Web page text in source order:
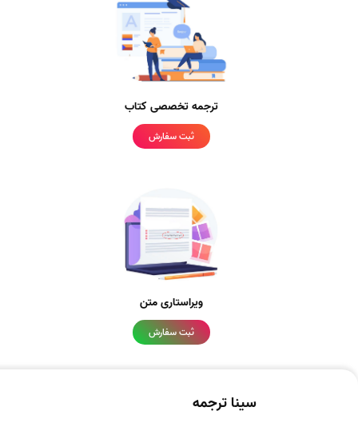
ترجمه تخصصی کتاب
ثبت سفارش
ویراستاری متن
ثبت سفارش
سینا ترجمه